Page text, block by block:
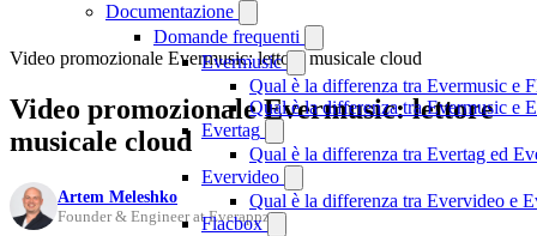
Documentazione
Domande frequenti
Evermusic
Qual è la differenza tra Evermusic e
Qual è la differenza tra Evermusic e
Evertag
Qual è la differenza tra Evertag ed
Evervideo
Qual è la differenza tra Evervideo e
Flacbox
Video promozionale Evermusic: lettore musicale cloud
Video promozionale Evermusic: lettore
musicale cloud
Artem Meleshko
Founder & Engineer at Everappz